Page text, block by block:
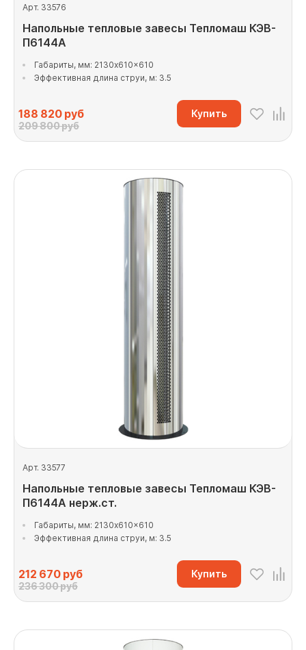
Арт. 33576
Напольные тепловые завесы Тепломаш КЭВ-
П6144А
Габариты, мм: 2130x610x610
Эффективная длина струи, м: 3.5
188 820руб
209 800 руб
Купить
Арт. 33577
Напольные тепловые завесы Тепломаш КЭВ-
П6144А нерж.ст.
Габариты, мм: 2130x610x610
Эффективная длина струи, м: 3.5
212 670руб
236 300 руб
Купить